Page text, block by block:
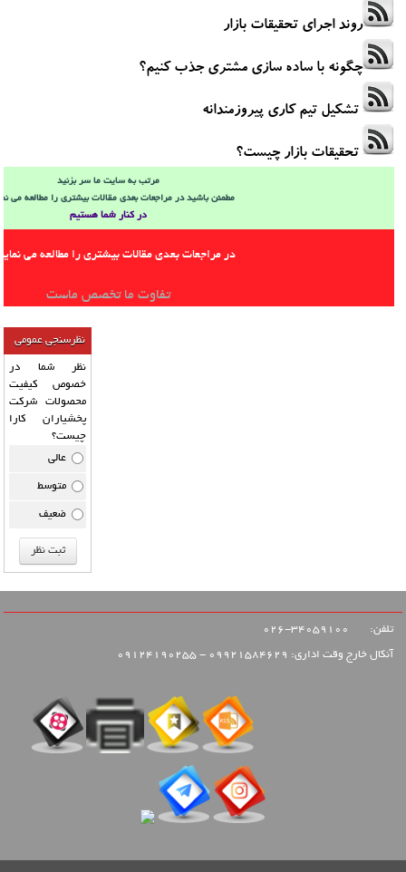
روند اجرای تحقیقات بازار
چگونه با ساده سازی مشتری جذب کنیم؟
تشکیل تیم کاری پیروزمندانه
تحقیقات بازار چیست؟
مرتب به سایت ما سر بزنید
مطمئن باشید در مراجعات بعدی مقالات بیشتری را مطالعه می
در کنار شما هستیم
در مراجعات بعدی مقالات بیشتری را مطالعه می
تفاوت ما تخصص ماست
نظرسنجی عمومی
نظر شما در
خصوص کیفیت
محصولات شرکت
پخشیاران کارا
چیست؟
عالی
متوسط
ضعیف
تلفن:
آنکال خارج وقت اداری: 09921584629 - 09124190255